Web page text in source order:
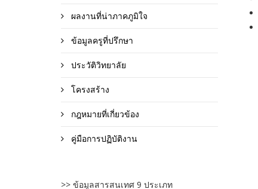
ผลงานที่น่าภาคภูมิใจ
ข้อมูลครูที่ปรึกษา
ประวัติวิทยาลัย
โครงสร้าง
กฎหมายที่เกี่ยวข้อง
คู่มือการปฏิบัติงาน
>> ข้อมูลสารสนเทศ 9 ประเภท